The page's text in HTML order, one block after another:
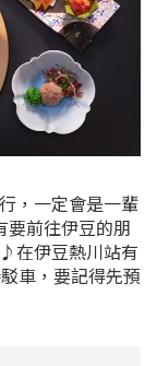
，一定會是一輩
要前往伊豆的朋
在伊豆熱川站有
車，要記得先預